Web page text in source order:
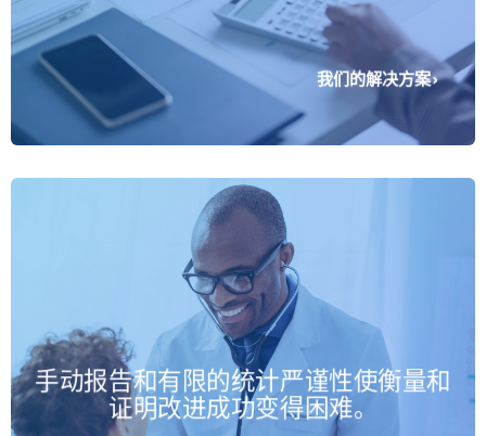
我们的解决方案
手动报告和有限的统计严谨性使衡量和
证明改进成功变得困难。
一流的统计和分析可以衡量影响，
验证结果，并确保持续改进。